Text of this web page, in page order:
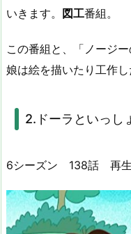
いきます。 図工番組。
この番組と、「ノージ
娘は絵を描いたり工作し
2.ドーラといっし
6シーズン 138話 再